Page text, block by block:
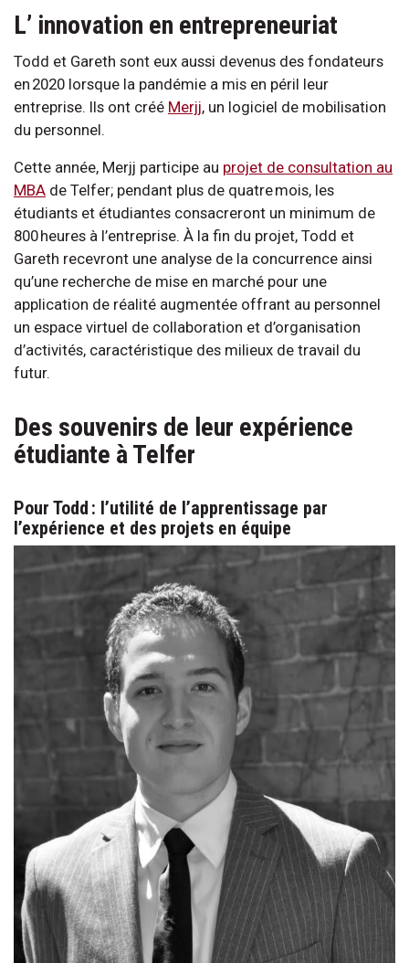
L’ innovation en entrepreneuriat
Todd et Gareth sont eux aussi devenus des fondateurs
en 2020 lorsque la pandémie a mis en péril leur
entreprise. Ils ont créé Merjj, un logiciel de mobilisation
du personnel.
Cette année, Merjj participe au projet de consultation au
MBA de Telfer; pendant plus de quatre mois, les
étudiants et étudiantes consacreront un minimum de
800 heures à l’entreprise. À la fin du projet, Todd et
Gareth recevront une analyse de la concurrence ainsi
qu’une recherche de mise en marché pour une
application de réalité augmentée offrant au personnel
un espace virtuel de collaboration et d’organisation
d’activités, caractéristique des milieux de travail du
futur.
Des souvenirs de leur expérience
étudiante à Telfer
Pour Todd : l’utilité de l’apprentissage par
l’expérience et des projets en équipe